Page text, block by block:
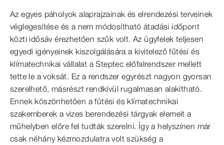
Az egyes páholyok alaprajzainak és elrendezési terveinek
véglegesítése és a nem módosítható átadási időpont
közti idősáv érezhetően szűk volt. Az ügyfelek teljesen
egyedi igényeinek kiszolgálására a kivitelező fűtési és
klímatechnikai vállalat a Steptec előfalrendszer mellett
tette le a voksát. Ez a rendszer egyrészt nagyon gyorsan
szerelhető, másrészt rendkívül rugalmasan alakítható.
Ennek köszönhetően a fűtési és klímatechnikai
szakemberek a vizes berendezési tárgyak elemeit a
műhelyben előre fel tudták szerelni. Így a helyszínen már
csak néhány kézmozdulatra volt szükség a